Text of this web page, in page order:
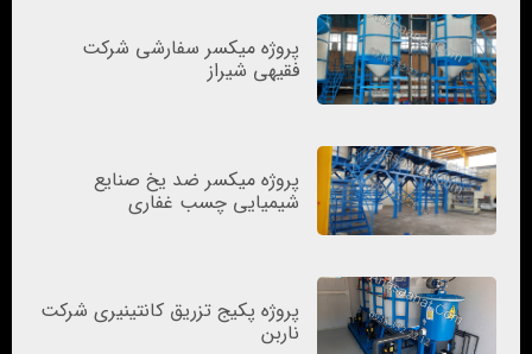
پروژه میکسر سفارشی شرکت
فقیهی شیراز
پروژه میکسر ضد یخ صنایع
شیمیایی چسب غفاری
پروژه پکیج تزریق کانتینیری شرکت
ناربن